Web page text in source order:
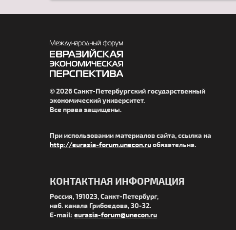
© 2026 Санкт-Петербургский государственный
экономический университет.
Все права защищены.
При использовании материалов сайта, ссылка на
http://eurasia-forum.unecon.ruобязательна.
КОНТАКТНАЯ ИНФОРМАЦИЯ
Россия, 191023, Санкт-Петербург,
наб. канала Грибоедова, 30-32.
E-mail: eurasia-forum@unecon.ru